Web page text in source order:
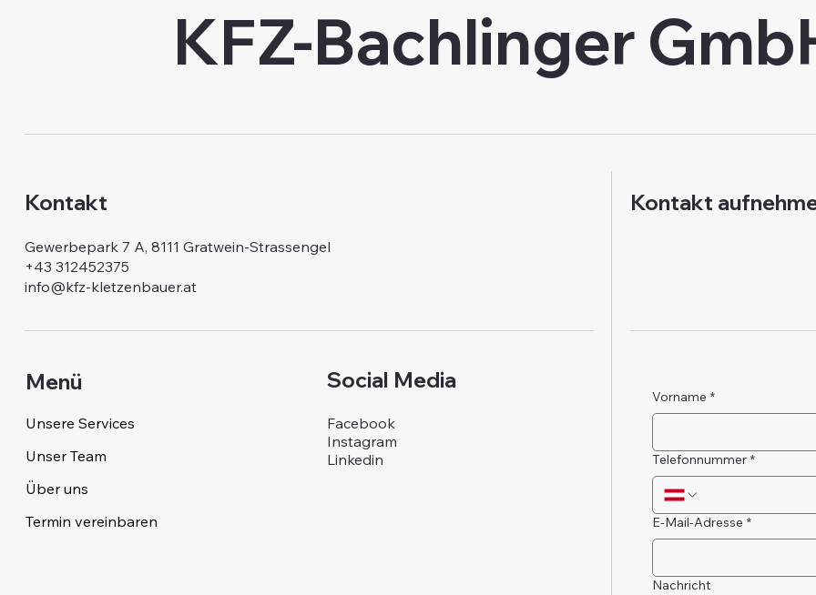
KFZ-Bachlinger
Kontakt
Gewerbepark 7 A, 8111 Gratwein-Strassengel
+43 312452375
info@kfz-kletzenbauer.at
Kontakt
Menü
Unsere Services
Unser Team
Über uns
Termin vereinbaren
Social Media
Facebook
Instagram
Linkedin
Vorname *
Telefonnummer *
E-Mail-Adresse *
Nachricht